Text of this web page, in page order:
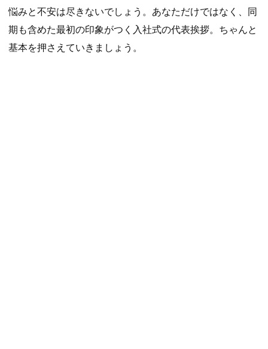
悩みと不安は尽きないでしょう。あなただけではなく、同
期も含めた最初の印象がつく入社式の代表挨拶。ちゃんと
基本を押さえていきましょう。